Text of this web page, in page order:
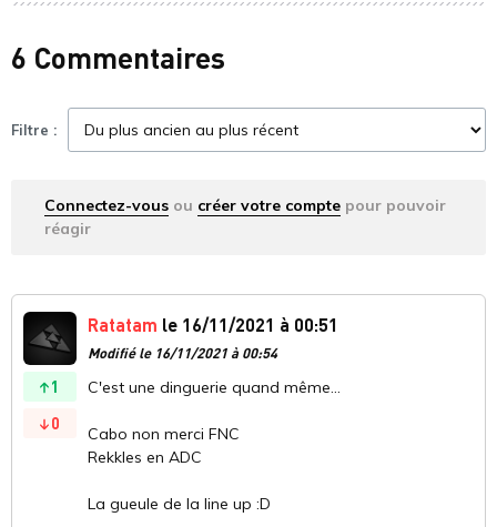
6 Commentaires
Filtre :
Connectez-vous ou créer votre compte pour pouvoir
réagir
1
0
Ratatam le 16/11/2021 à 00:51
Modifié le 16/11/2021 à 00:54
C'est une dinguerie quand même...
Cabo non merci FNC
Rekkles en ADC
La gueule de la line up :D